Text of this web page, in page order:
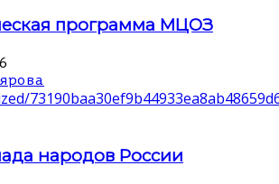
программа МЦОЗ
народов России